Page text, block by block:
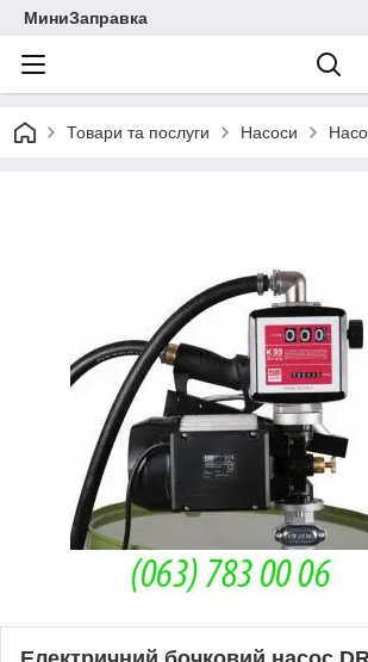
МиниЗаправка
Товари та послуги Насоси